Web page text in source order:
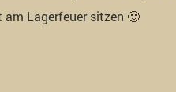
am Lagerfeuer sitzen 🙂